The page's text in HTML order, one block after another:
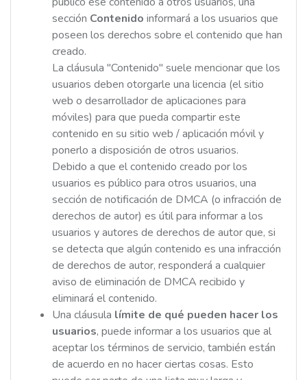
sección Contenido informará a los usuarios que
poseen los derechos sobre el contenido que han
creado.
La cláusula "Contenido" suele mencionar que los
usuarios deben otorgarle una licencia (el sitio
web o desarrollador de aplicaciones para
móviles) para que pueda compartir este
contenido en su sitio web / aplicación móvil y
ponerlo a disposición de otros usuarios.
Debido a que el contenido creado por los
usuarios es público para otros usuarios, una
sección de notificación de DMCA (o infracción de
derechos de autor) es útil para informar a los
usuarios y autores de derechos de autor que, si
se detecta que algún contenido es una infracción
de derechos de autor, responderá a cualquier
aviso de eliminación de DMCA recibido y
eliminará el contenido.
Una cláusula límite de qué pueden hacer los
usuarios, puede informar a los usuarios que al
aceptar los términos de servicio, también están
de acuerdo en no hacer ciertas cosas. Esto